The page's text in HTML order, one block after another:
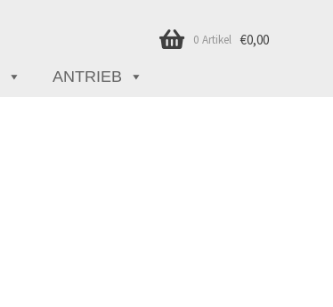
€0,00
0 Artikel
ANTRIEB